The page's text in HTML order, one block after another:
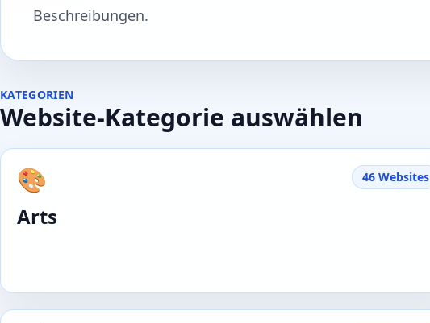
Beschreibungen.
KATEGORIEN
Website-Kategorie auswählen
🎨
Arts
46 Websites